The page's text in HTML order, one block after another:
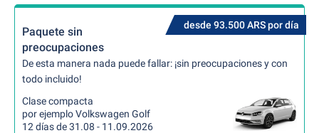
desde 93.500 ARS por día
Paquete sin
preocupaciones
De esta manera nada puede fallar: ¡sin preocupaciones y con
todo incluido!
Clase compacta
por ejemplo Volkswagen Golf
12 días de 31.08 - 11.09.2026